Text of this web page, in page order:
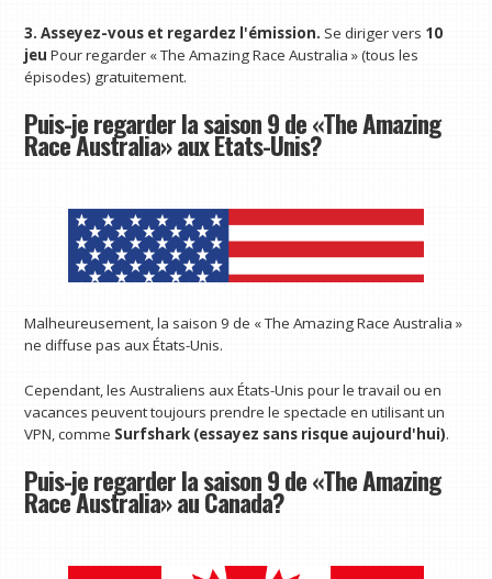
3. Asseyez-vous et regardez l'émission. Se diriger vers 10
jeu Pour regarder « The Amazing Race Australia » (tous les
épisodes) gratuitement.
Puis-je regarder la saison 9 de «The Amazing
Race Australia» aux États-Unis?
Malheureusement, la saison 9 de « The Amazing Race Australia »
ne diffuse pas aux États-Unis.
Cependant, les Australiens aux États-Unis pour le travail ou en
vacances peuvent toujours prendre le spectacle en utilisant un
VPN, comme Surfshark (essayez sans risque aujourd'hui).
Puis-je regarder la saison 9 de «The Amazing
Race Australia» au Canada?